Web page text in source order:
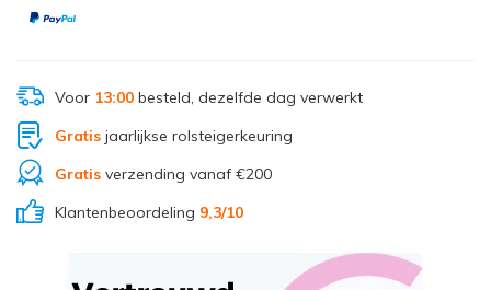
Voor 13:00besteld, dezelfde dag verwerkt
Gratisjaarlijkse rolsteigerkeuring
Gratisverzending vanaf €200
Klantenbeoordeling 9,3/10